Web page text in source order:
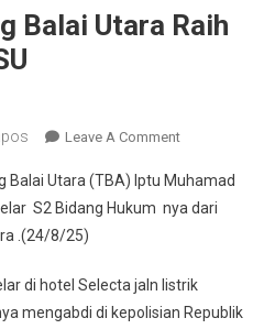
Balai Utara Raih
Leave A CommentOn
Tanjung
Balai
S2 Dari
UISU
Balai Utara (TBA) Iptu Muhamad
S2 Bidang Hukum nya dari
.(24/8/25)
di hotel Selecta jaln listrik
mengabdi di kepolisian Republik